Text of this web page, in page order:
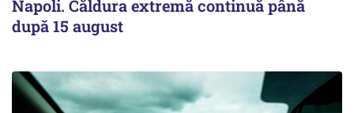
Napoli. Căldura extremă continuă până
după 15 august